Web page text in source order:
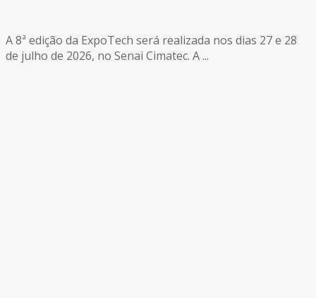
A 8ª edição da ExpoTech será realizada nos dias 27 e 28
de julho de 2026, no Senai Cimatec. A ...